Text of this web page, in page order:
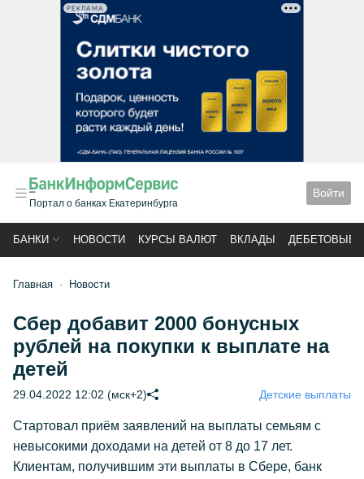
РЕКЛАМА
Портал о банках Екатеринбурга
Войти
БАНКИ НОВОСТИ КУРСЫ ВАЛЮТ ВКЛАДЫ ДЕБЕТОВЫЕ
Главная Новости
Сбер добавит 2000 бонусных
рублей на покупки к выплате на
детей
29.04.2022 12:02 (мск+2) Детские выплаты
Стартовал приём заявлений на выплаты семьям с
невысокими доходами на детей от 8 до 17 лет.
Клиентам, получившим эти выплаты в Сбере, банк